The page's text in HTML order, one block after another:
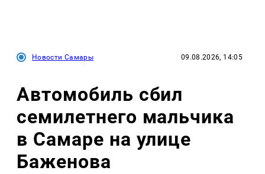
Новости Самары 09.08.2026, 14:05
Автомобиль сбил
семилетнего мальчика
в Самаре на улице
Баженова